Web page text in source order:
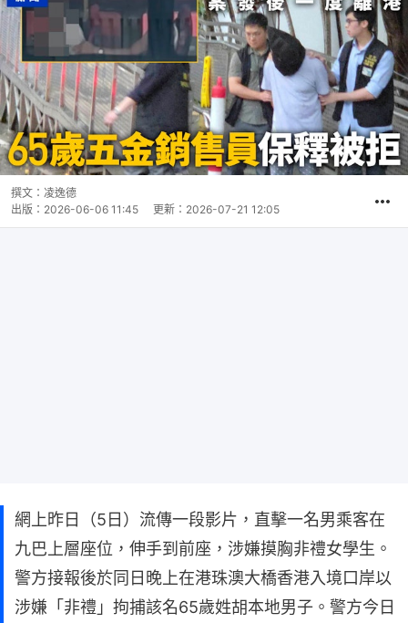
撰文： 凌逸德
出版： 2026-06-06 11:45 更新： 2026-07-21 12:05
網上昨日（5日）流傳一段影片，直擊一名男乘客在
九巴上層座位，伸手到前座，涉嫌摸胸非禮女學生。
警方接報後於同日晚上在港珠澳大橋香港入境口岸以
涉嫌「非禮」拘捕該名65歲姓胡本地男子。警方今日